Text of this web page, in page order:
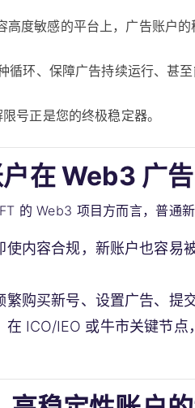
度敏感的平台上，广告账户
循环、保障广告持续运行、甚
号正是您的终极稳定器。
在 Web3 广
的 Web3 项目方而言，普通
使内容合规，新账户也容易
繁购买新号、设置广告、提
在 ICO/IEO 或牛市关键节